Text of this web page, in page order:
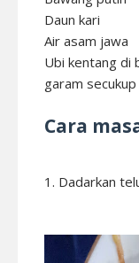
Daun kari
Air asam jawa
Ubi kentang di
garam
Cara
1. Dadarkan